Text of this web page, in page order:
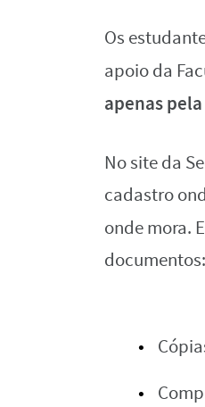
Os
apoio da
apenas
No site da
cadastro
onde mora.
documentos: